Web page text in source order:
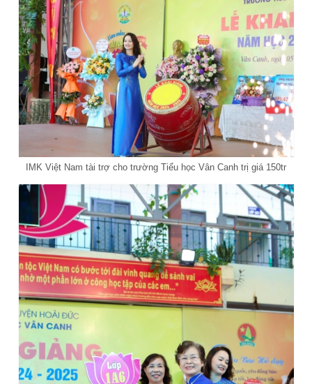
IMK Việt Nam tài trợ cho trường Tiểu học Vân Canh trị giá 150tr